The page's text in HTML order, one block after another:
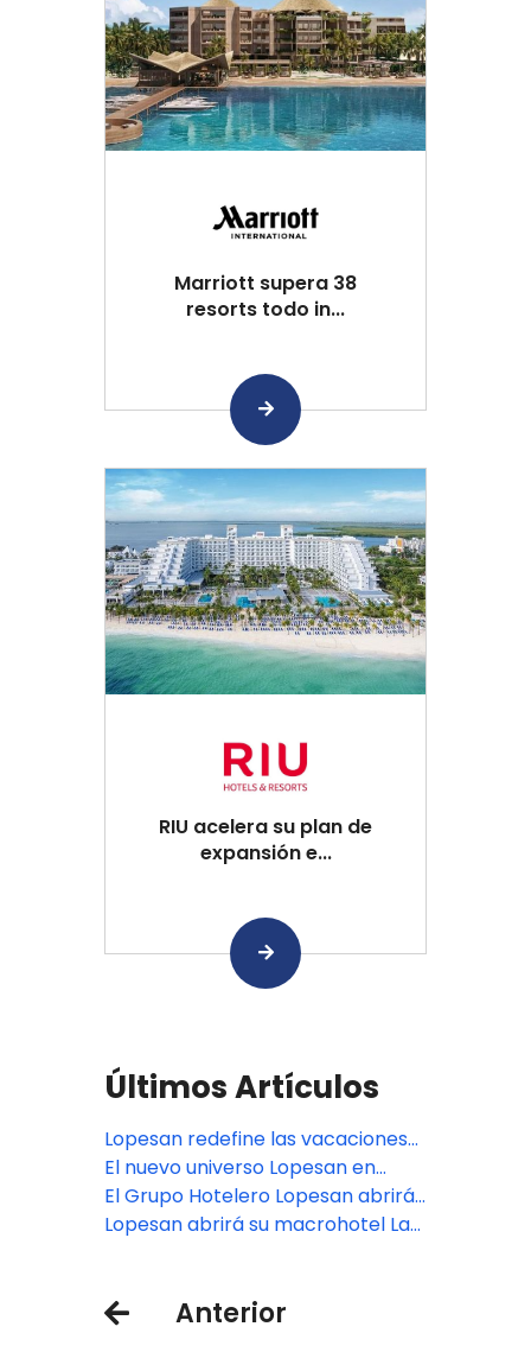
Marriott supera 38
resorts todo in...
RIU acelera su plan de
expansión e...
Últimos Artículos
Lopesan redefine las vacaciones
familiares en Punta Cana: donde el
lujo también se mide por las
experiencias
El nuevo universo Lopesan en
Punta Cana: tres resorts, una
misma visión del Caribe
El Grupo Hotelero Lopesan abrirá
tres nuevos resorts en Punta
Lopesan abrirá su macrohotel La
Anterior